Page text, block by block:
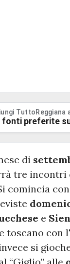
TuttoReggiana
fonti preferite
di
tre incontri
comincia
e
toscano con l'
si